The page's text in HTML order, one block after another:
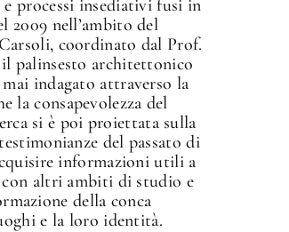
processi insediativi fusi in
2009 nell’ambito del
coordinato dal Prof.
palinsesto architettonico
indagato attraverso la
la consapevolezza del
si è poi proiettata sulla
del passato di
informazioni utili a
con altri ambiti di studio e
della conca
e la loro identità.